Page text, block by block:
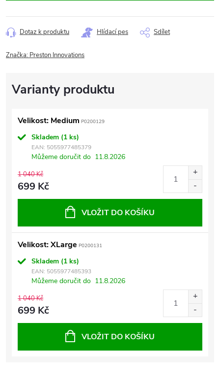
Dotaz k produktu Hlídací pes Sdílet
Značka: Preston Innovations
Velikost: Medium P0200129
Skladem (1 ks)
EAN: 5055977485379
Můžeme doručit do 11.8.2026
1 040 Kč
699 Kč
VLOŽIT DO KOŠÍKU
Velikost: XLarge P0200131
Skladem (1 ks)
EAN: 5055977485393
Můžeme doručit do 11.8.2026
1 040 Kč
699 Kč
VLOŽIT DO KOŠÍKU